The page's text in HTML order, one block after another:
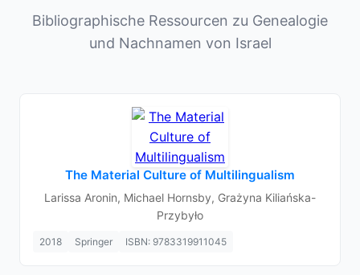
Bibliographische Ressourcen zu Genealogie
und Nachnamen von Israel
The Material Culture of Multilingualism
Larissa Aronin, Michael Hornsby, Grażyna Kiliańska-
Przybyło
2018 Springer ISBN: 9783319911045